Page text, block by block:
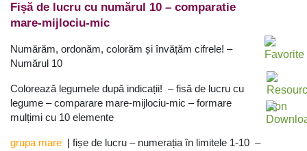
Fișă de lucru cu numărul 10 – comparatie
mare-mijlociu-mic
Numărăm, ordonăm, colorăm și învățăm cifrele! –
Numărul 10
Colorează legumele după indicații! – fisă de lucru cu
legume – comparare mare-mijlociu-mic – formare
mulțimi cu 10 elemente
grupa mare | fișe de lucru – numerația în limitele 1-10 –